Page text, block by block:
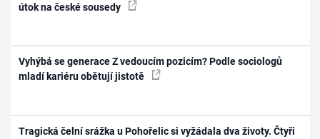
útok na české sousedy
Vyhýbá se generace Z vedoucím pozicím? Podle sociologů
mladí kariéru obětují jistotě
Tragická čelní srážka u Pohořelic si vyžádala dva životy. Čtyři